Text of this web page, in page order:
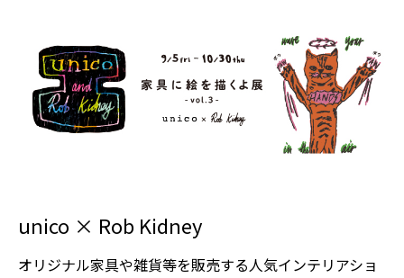
unico × Rob Kidney
オリジナル家具や雑貨等を販売する人気インテリアショ